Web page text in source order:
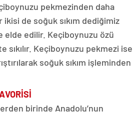
pekmezinden daha
ikisi de soğuk sıkım dediğimiz
edilir. Keçiboynuzu özü
Keçiboynuzu pekmezi ise
soğuk sıkım işleminden
birinde Anadolu’nun